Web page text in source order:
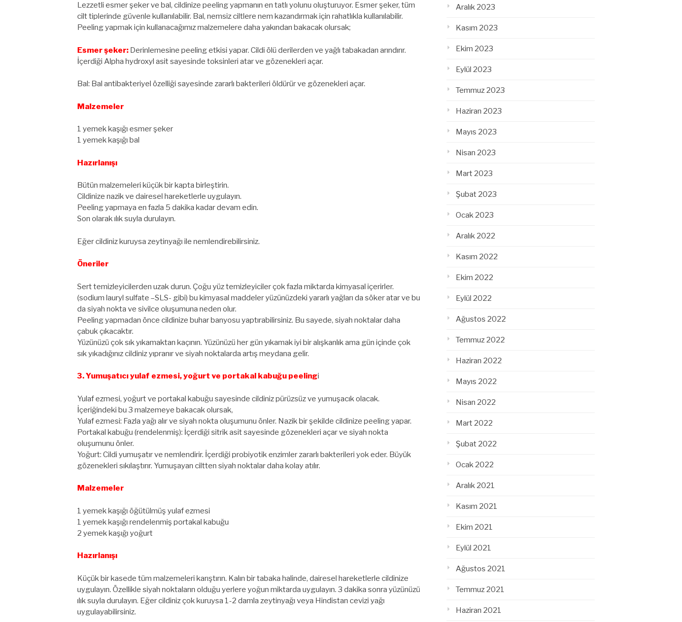
Lezzetli esmer şeker ve bal, cildinize peeling yapmanın en tatlı yolunu oluşturuyor. Esmer şeker, tüm
cilt tiplerinde güvenle kullanılabilir. Bal, nemsiz ciltlere nem kazandırmak için rahatlıkla kullanılabilir.
Peeling yapmak için kullanacağımız malzemelere daha yakından bakacak olursak;
Esmer şeker: Derinlemesine peeling etkisi yapar. Cildi ölü derilerden ve yağlı tabakadan arındırır.
İçerdiği Alpha hydroxyl asit sayesinde toksinleri atar ve gözenekleri açar.
Bal: Bal antibakteriyel özelliği sayesinde zararlı bakterileri öldürür ve gözenekleri açar.
Malzemeler
1 yemek kaşığı esmer şeker
1 yemek kaşığı bal
Hazırlanışı
Bütün malzemeleri küçük bir kapta birleştirin.
Cildinize nazik ve dairesel hareketlerle uygulayın.
Peeling yapmaya en fazla 5 dakika kadar devam edin.
Son olarak ılık suyla durulayın.
Eğer cildiniz kuruysa zeytinyağı ile nemlendirebilirsiniz.
Öneriler
Sert temizleyicilerden uzak durun. Çoğu yüz temizleyiciler çok fazla miktarda kimyasal içerirler.
(sodium lauryl sulfate –SLS- gibi) bu kimyasal maddeler yüzünüzdeki yararlı yağları da söker atar ve bu
da siyah nokta ve sivilce oluşumuna neden olur.
Peeling yapmadan önce cildinize buhar banyosu yaptırabilirsiniz. Bu sayede, siyah noktalar daha
çabuk çıkacaktır.
Yüzünüzü çok sık yıkamaktan kaçının. Yüzünüzü her gün yıkamak iyi bir alışkanlık ama gün içinde çok
sık yıkadığınız cildiniz yıpranır ve siyah noktalarda artış meydana gelir.
3. Yumuşatıcı yulaf ezmesi, yoğurt ve portakal kabuğu peelingi
Yulaf ezmesi, yoğurt ve portakal kabuğu sayesinde cildiniz pürüzsüz ve yumuşacık olacak.
İçeriğindeki bu 3 malzemeye bakacak olursak,
Yulaf ezmesi: Fazla yağı alır ve siyah nokta oluşumunu önler. Nazik bir şekilde cildinize peeling yapar.
Portakal kabuğu (rendelenmiş): İçerdiği sitrik asit sayesinde gözenekleri açar ve siyah nokta
oluşumunu önler.
Yoğurt: Cildi yumuşatır ve nemlendirir. İçerdiği probiyotik enzimler zararlı bakterileri yok eder. Büyük
gözenekleri sıkılaştırır. Yumuşayan ciltten siyah noktalar daha kolay atılır.
Malzemeler
1 yemek kaşığı öğütülmüş yulaf ezmesi
1 yemek kaşığı rendelenmiş portakal kabuğu
2 yemek kaşığı yoğurt
Hazırlanışı
Küçük bir kasede tüm malzemeleri karıştırın. Kalın bir tabaka halinde, dairesel hareketlerle cildinize
uygulayın. Özellikle siyah noktaların olduğu yerlere yoğun miktarda uygulayın. 3 dakika sonra yüzünüzü
ılık suyla durulayın. Eğer cildiniz çok kuruysa 1-2 damla zeytinyağı veya Hindistan cevizi yağı
uygulayabilirsiniz.
Aralık 2023
Kasım 2023
Ekim 2023
Eylül 2023
Temmuz 2023
Haziran 2023
Mayıs 2023
Nisan 2023
Mart 2023
Şubat 2023
Ocak 2023
Aralık 2022
Kasım 2022
Ekim 2022
Eylül 2022
Ağustos 2022
Temmuz 2022
Haziran 2022
Mayıs 2022
Nisan 2022
Mart 2022
Şubat 2022
Ocak 2022
Aralık 2021
Kasım 2021
Ekim 2021
Eylül 2021
Ağustos 2021
Temmuz 2021
Haziran 2021